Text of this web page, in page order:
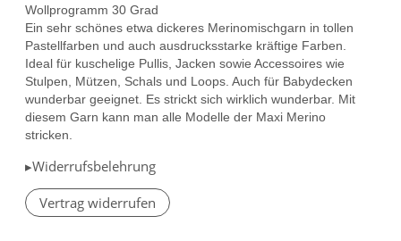
Wollprogramm 30 Grad
Ein sehr schönes etwa dickeres Merinomischgarn in tollen
Pastellfarben und auch ausdrucksstarke kräftige Farben.
Ideal für kuschelige Pullis, Jacken sowie Accessoires wie
Stulpen, Mützen, Schals und Loops. Auch für Babydecken
wunderbar geeignet. Es strickt sich wirklich wunderbar. Mit
diesem Garn kann man alle Modelle der Maxi Merino
stricken.
▸Widerrufsbelehrung
Vertrag widerrufen